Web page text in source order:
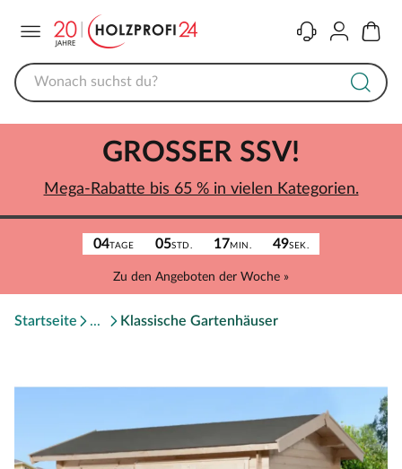
KontaktKonto
04TAGE 05STD. 17MIN. 49SEK.
Zu den Angeboten der Woche »
GROSSER SSV!
Mega-Rabatte bis 65 % in vielen Kategorien.
Startseite Klassische Gartenhäuser